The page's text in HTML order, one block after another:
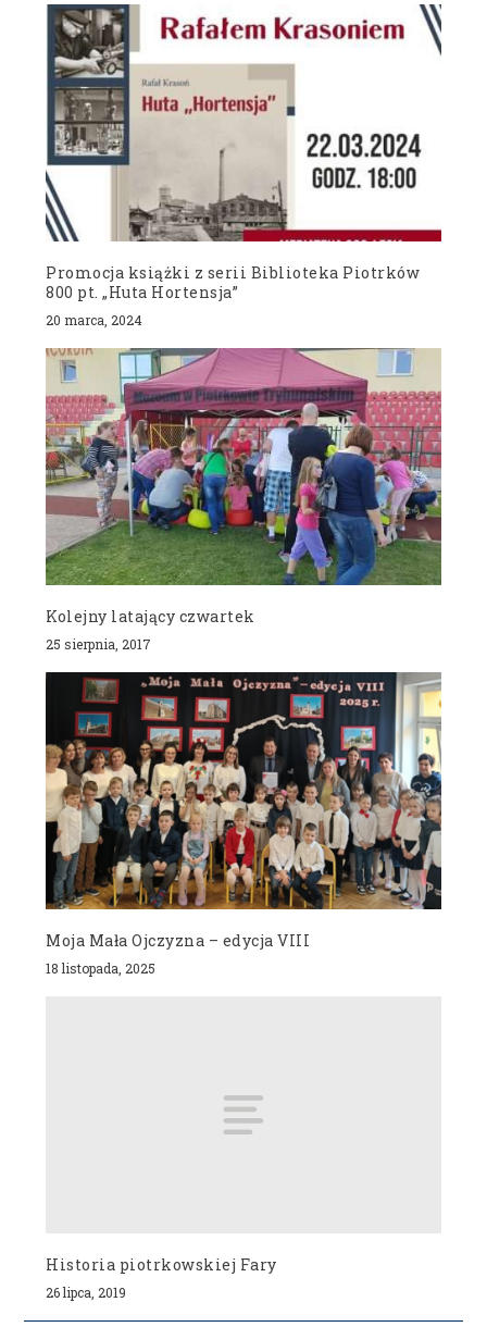
Promocja książki z serii Biblioteka Piotrków
800 pt. „Huta Hortensja”
20 marca, 2024
Kolejny latający czwartek
25 sierpnia, 2017
Moja Mała Ojczyzna – edycja VIII
18 listopada, 2025
Historia piotrkowskiej Fary
26 lipca, 2019